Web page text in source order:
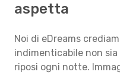
aspetta
Noi di eDreams
indimenticabile non
riposi ogni notte.